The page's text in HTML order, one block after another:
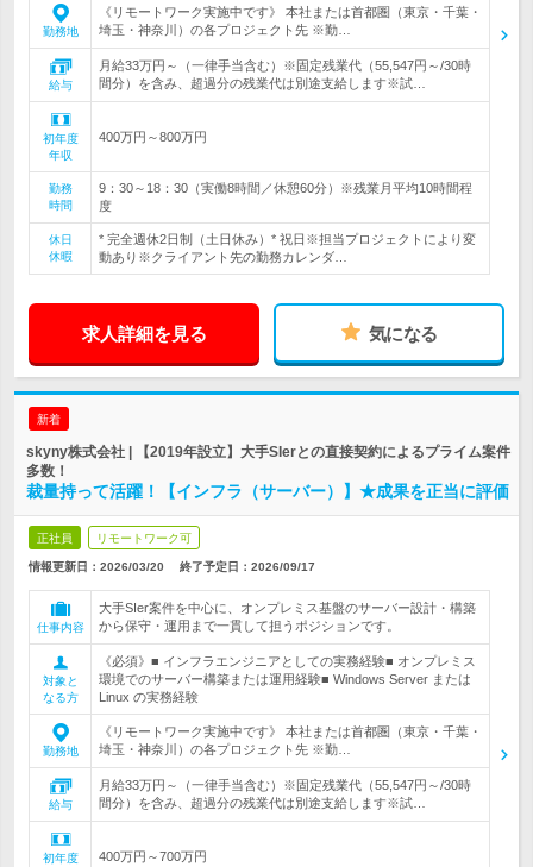
勤務地
《リモートワーク実施中です》 本社または首都圏（東京・千葉・
埼玉・神奈川）の各プロジェクト先 ※勤…
給与
月給33万円～（一律手当含む）※固定残業代（55,547円～/30時
間分）を含み、超過分の残業代は別途支給します※試…
初年度
年収
400万円～800万円
勤務
時間
9：30～18：30（実働8時間／休憩60分）※残業月平均10時間程
度
休日
休暇
* 完全週休2日制（土日休み）* 祝日※担当プロジェクトにより変
動あり※クライアント先の勤務カレンダ…
求人詳細を見る 気になる
新着
skyny株式会社 | 【2019年設立】大手SIerとの直接契約によるプライム案件
多数！
裁量持って活躍！【インフラ（サーバー）】★成果を正当に評価
正社員 リモートワーク可
情報更新日：2026/03/20 終了予定日： 2026/09/17
仕事内容
大手SIer案件を中心に、オンプレミス基盤のサーバー設計・構築
から保守・運用まで一貫して担うポジションです。
対象と
なる方
《必須》■ インフラエンジニアとしての実務経験■ オンプレミス
環境でのサーバー構築または運用経験■ Windows Server または
Linux の実務経験
勤務地
《リモートワーク実施中です》 本社または首都圏（東京・千葉・
埼玉・神奈川）の各プロジェクト先 ※勤…
給与
月給33万円～（一律手当含む）※固定残業代（55,547円～/30時
間分）を含み、超過分の残業代は別途支給します※試…
初年度
400万円～700万円